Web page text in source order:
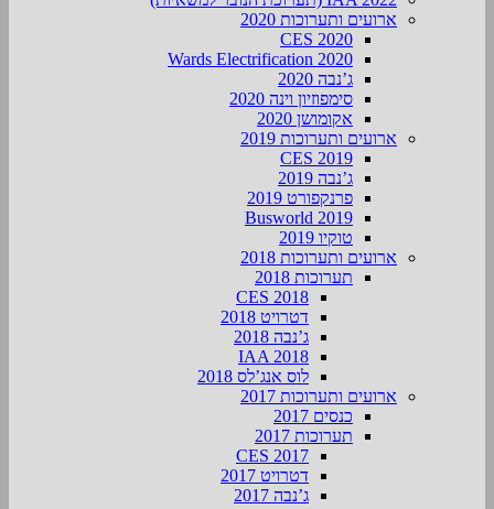
ארועים ותערוכות 2020
CES 2020
Wards Electrification 2020
ג’נבה 2020
סימפוזיון וינה 2020
אקומושן 2020
ארועים ותערוכות 2019
CES 2019
ג’נבה 2019
פרנקפורט 2019
Busworld 2019
טוקיו 2019
ארועים ותערוכות 2018
תערוכות 2018
CES 2018
דטרויט 2018
ג’נבה 2018
IAA 2018
לוס אנג’לס 2018
ארועים ותערוכות 2017
כנסים 2017
תערוכות 2017
CES 2017
דטרויט 2017
ג’נבה 2017